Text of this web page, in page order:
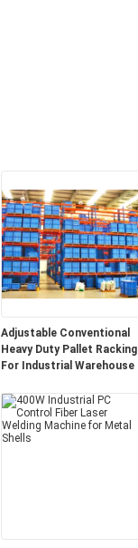
Adjustable Conventional
Heavy Duty Pallet Racking
For Industrial Warehouse